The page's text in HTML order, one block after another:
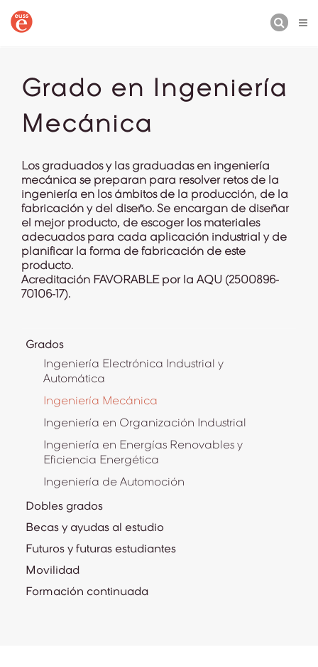
Grado en Ingeniería
Mecánica
Los graduados y las graduadas en ingeniería
mecánica se preparan para resolver retos de la
ingeniería en los ámbitos de la producción, de la
fabricación y del diseño. Se encargan de diseñar
el mejor producto, de escoger los materiales
adecuados para cada aplicación industrial y de
planificar la forma de fabricación de este
producto.
Acreditación FAVORABLE por la AQU (2500896-
70106-17).
Grados
Ingeniería Electrónica Industrial y
Automática
Ingeniería Mecánica
Ingeniería en Organización Industrial
Ingeniería en Energías Renovables y
Eficiencia Energética
Ingeniería de Automoción
Dobles grados
Becas y ayudas al estudio
Futuros y futuras estudiantes
Movilidad
Formación continuada